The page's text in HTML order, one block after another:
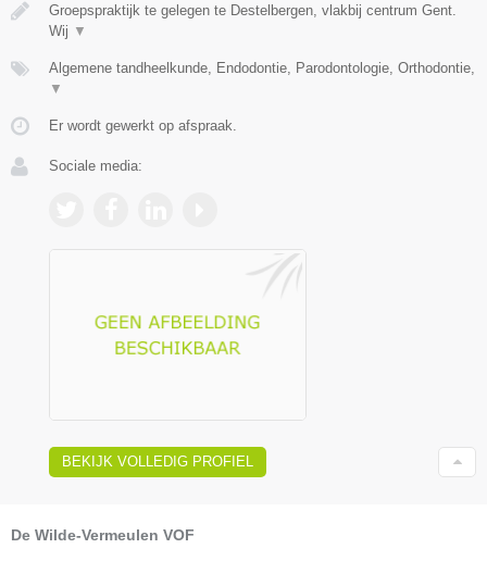
Groepspraktijk te gelegen te Destelbergen, vlakbij centrum Gent.
Wij ▼
Algemene tandheelkunde, Endodontie, Parodontologie, Orthodontie,
▼
Er wordt gewerkt op afspraak.
Sociale media:
BEKIJK VOLLEDIG PROFIEL
De Wilde-Vermeulen VOF